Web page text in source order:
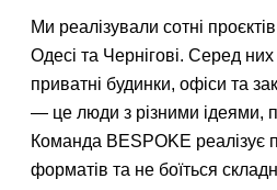
Ми реалізували сотні
Одесі та Чернігові. Серед
приватні будинки, офіси та
— це люди з різними ідеями,
Команда BESPOKE реалізує
форматів та не боїться
Також ви можете зв'язатися з нами,
відповідним номером телефону (із
електронною поштою.
Замовити